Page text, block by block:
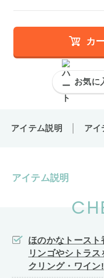
カ
お気に
アイテム説明 アイ
アイテム説明
ほのかなトースト
リンゴやシトラ
クリング・ワイン!